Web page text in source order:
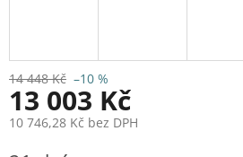
14 448 Kč –10 %
13 003 Kč
10 746,28 Kč bez DPH